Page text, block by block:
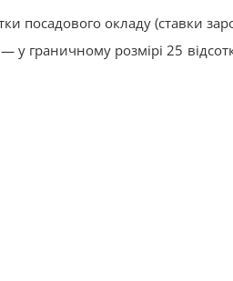
посадового окладу (ставки
у граничному розмірі 25